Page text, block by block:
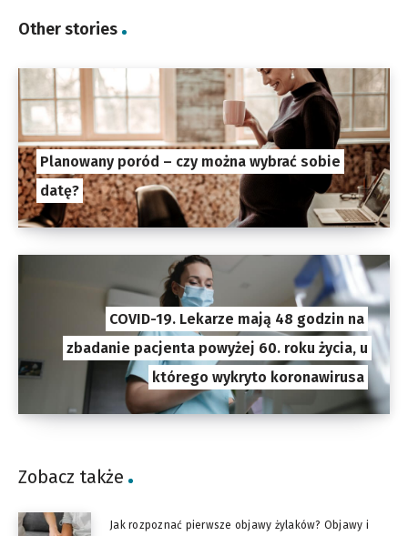
Other stories
Planowany poród – czy można wybrać sobie
datę?
COVID-19. Lekarze mają 48 godzin na
zbadanie pacjenta powyżej 60. roku życia, u
którego wykryto koronawirusa
Zobacz także
Jak rozpoznać pierwsze objawy żylaków? Objawy i